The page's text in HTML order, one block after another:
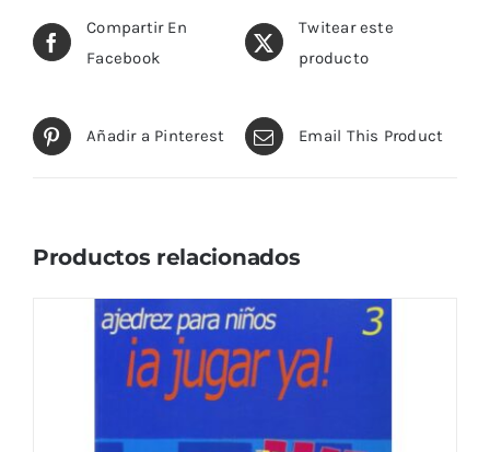
Compartir En
Facebook
Twitear este
producto
Añadir a Pinterest Email This Product
Productos relacionados